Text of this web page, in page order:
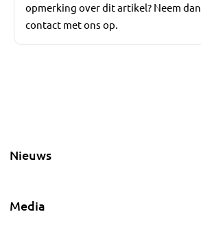
opmerking over dit artikel? Neem dan
contact met ons op.
Nieuws
Media